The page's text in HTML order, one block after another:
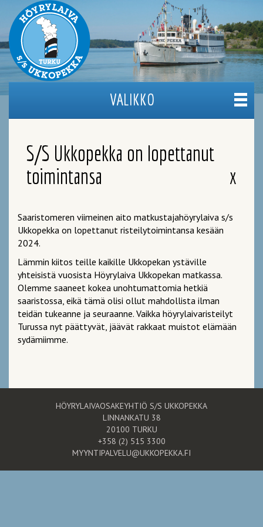
VALIKKO
S/S Ukkopekka on lopettanut
toimintansa
x
Saaristomeren viimeinen aito matkustajahöyrylaiva s/s
Ukkopekka on lopettanut risteilytoimintansa kesään
2024.
Lämmin kiitos teille kaikille Ukkopekan ystäville
yhteisistä vuosista Höyrylaiva Ukkopekan matkassa.
Olemme saaneet kokea unohtumattomia hetkiä
saaristossa, eikä tämä olisi ollut mahdollista ilman
teidän tukeanne ja seuraanne. Vaikka höyrylaivaristeilyt
Turussa nyt päättyvät, jäävät rakkaat muistot elämään
sydämiimme.
HÖYRYLAIVAOSAKEYHTIÖ S/S UKKOPEKKA
LINNANKATU 38
20100 TURKU
+358 (2) 515 3300
MYYNTIPALVELU@UKKOPEKKA.FI